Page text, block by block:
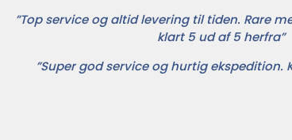
”Top service og altid levering til tiden. Rare
klart 5 ud af 5 herfra”
”Super god service og hurtig ekspedition.